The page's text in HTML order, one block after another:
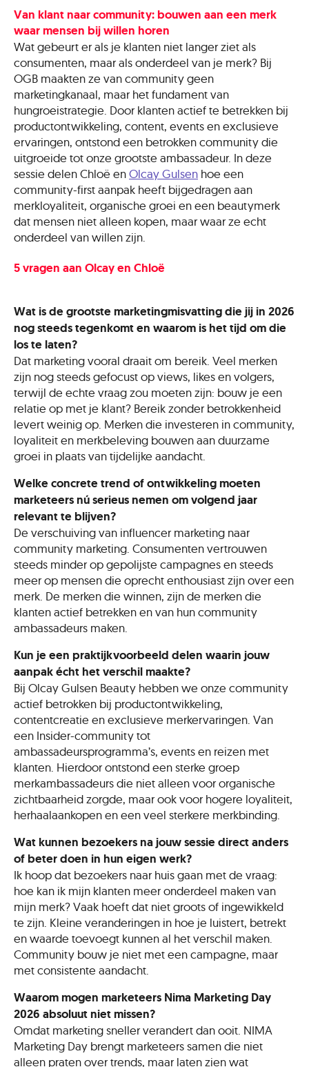
Van klant naar community: bouwen aan een merk
waar mensen bij willen horen
Wat gebeurt er als je klanten niet langer ziet als
consumenten, maar als onderdeel van je merk? Bij
OGB maakten ze van community geen
marketingkanaal, maar het fundament van
hungroeistrategie. Door klanten actief te betrekken bij
productontwikkeling, content, events en exclusieve
ervaringen, ontstond een betrokken community die
uitgroeide tot onze grootste ambassadeur. In deze
sessie delen Chloë enOlcay Gulsen hoe een
community-first aanpak heeft bijgedragen aan
merkloyaliteit, organische groei en een beautymerk
dat mensen niet alleen kopen, maar waar ze echt
onderdeel van willen zijn.
5 vragen aan Olcay en Chloë
Wat is de grootste marketingmisvatting die jij in 2026
nog steeds tegenkomt en waarom is het tijd om die
los te laten?
Dat marketing vooral draait om bereik. Veel merken
zijn nog steeds gefocust op views, likes en volgers,
terwijl de echte vraag zou moeten zijn: bouw je een
relatie op met je klant? Bereik zonder betrokkenheid
levert weinig op. Merken die investeren in community,
loyaliteit en merkbeleving bouwen aan duurzame
groei in plaats van tijdelijke aandacht.
Welke concrete trend of ontwikkeling moeten
marketeers nú serieus nemen om volgend jaar
relevant te blijven?
De verschuiving van influencer marketing naar
community marketing. Consumenten vertrouwen
steeds minder op gepolijste campagnes en steeds
meer op mensen die oprecht enthousiast zijn over een
merk. De merken die winnen, zijn de merken die
klanten actief betrekken en van hun community
ambassadeurs maken.
Kun je een praktijkvoorbeeld delen waarin jouw
aanpak écht het verschil maakte?
Bij Olcay Gulsen Beauty hebben we onze community
actief betrokken bij productontwikkeling,
contentcreatie en exclusieve merkervaringen. Van
een Insider-community tot
ambassadeursprogramma’s, events en reizen met
klanten. Hierdoor ontstond een sterke groep
merkambassadeurs die niet alleen voor organische
zichtbaarheid zorgde, maar ook voor hogere loyaliteit,
herhaalaankopen en een veel sterkere merkbinding.
Wat kunnen bezoekers na jouw sessie direct anders
of beter doen in hun eigen werk?
Ik hoop dat bezoekers naar huis gaan met de vraag:
hoe kan ik mijn klanten meer onderdeel maken van
mijn merk? Vaak hoeft dat niet groots of ingewikkeld
te zijn. Kleine veranderingen in hoe je luistert, betrekt
en waarde toevoegt kunnen al het verschil maken.
Community bouw je niet met een campagne, maar
met consistente aandacht.
Waarom mogen marketeers Nima Marketing Day
2026 absoluut niet missen?
Omdat marketing sneller verandert dan ooit. NIMA
Marketing Day brengt marketeers samen die niet
alleen praten over trends, maar laten zien wat